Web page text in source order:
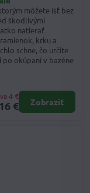
môžete ísť bez
škodlivými
natierať
krku a
schne, čo určite
po okúpaní v bazéne
€
4 €
Zobraziť